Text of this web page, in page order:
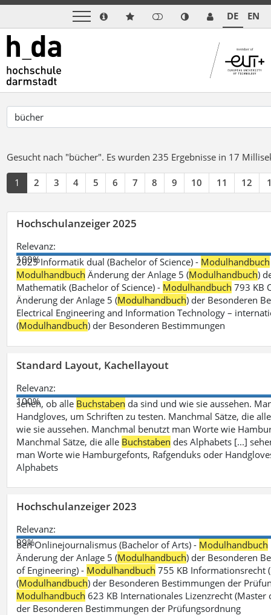
DE EN
Gesucht nach "bücher". Es wurden 235 Ergebnisse in 17
1 2 3 4 5 6 7 8 9 10 11 12
Hochschulanzeiger 2025
Relevanz:
100%
2025 Informatik dual (Bachelor of Science) - Modulhandbuch
Modulhandbuch Änderung der Anlage 5 (Modulhandbuch)
Mathematik (Bachelor of Science) - Modulhandbuch 793 KB
Änderung der Anlage 5 (Modulhandbuch) der Besonderen
Electrical Engineering and Information Technology –
(Modulhandbuch) der Besonderen Bestimmungen
Standard Layout, Kachellayout
Relevanz:
100%
sehen, ob alle Buchstaben da sind und wie sie aussehen.
Handgloves, um Schriften zu testen. Manchmal Sätze, die
wie sie aussehen. Manchmal benutzt man Worte wie
Manchmal Sätze, die alle Buchstaben des Alphabets [...]
man Worte wie Hamburgefonts, Rafgenduks oder
Alphabets
Hochschulanzeiger 2023
Relevanz:
99%
ben Onlinejournalismus (Bachelor of Arts) - Modulhandbuch
Änderung der Anlage 5 (Modulhandbuch) der Besonderen
of Engineering) - Modulhandbuch 755 KB Informationsrecht
(Modulhandbuch) der Besonderen Bestimmungen der
Modulhandbuch 623 KB Internationales Lizenzrecht (Master
der Besonderen Bestimmungen der Prüfungsordnung